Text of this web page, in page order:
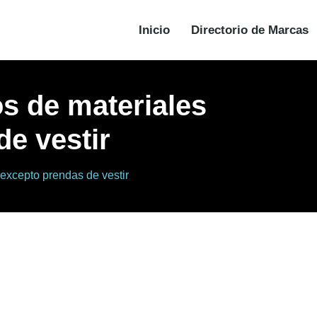
Inicio Directorio de Marcas
de materiales
vestir
prendas de vestir